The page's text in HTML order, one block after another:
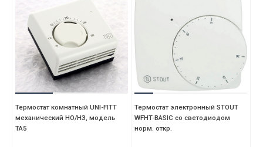
Термостат комнатный UNI-FITT
механический НО/НЗ, модель
TA5
Термостат электронный STOUT
WFHT-BASIC со светодиодом
норм. откр.